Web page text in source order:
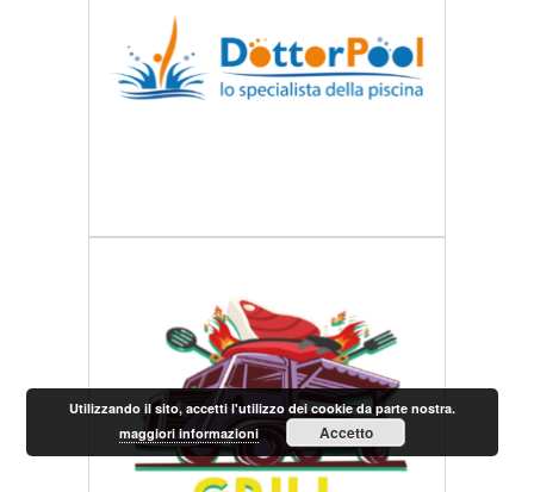
Utilizzando il sito, accetti l'utilizzo dei cookie da parte nostra.
maggiori informazioni
Accetto